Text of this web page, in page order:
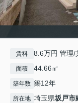
賃料 8.6万円 管理/
面積 44.66㎡
築年数 築12年
所在地 埼玉県坂戸市